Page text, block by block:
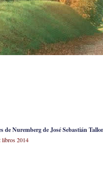
de Nuremberg de José Sebastián
libros 2014